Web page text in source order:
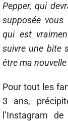
Pepper, qui
supposée
qui est
suivre une bite
être ma
Pour tout les
3 ans,
l’Instagram de